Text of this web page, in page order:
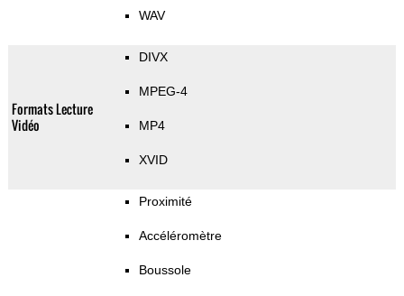
WAV
Formats Lecture
Vidéo
DIVX
MPEG-4
MP4
XVID
Proximité
Accéléromètre
Boussole